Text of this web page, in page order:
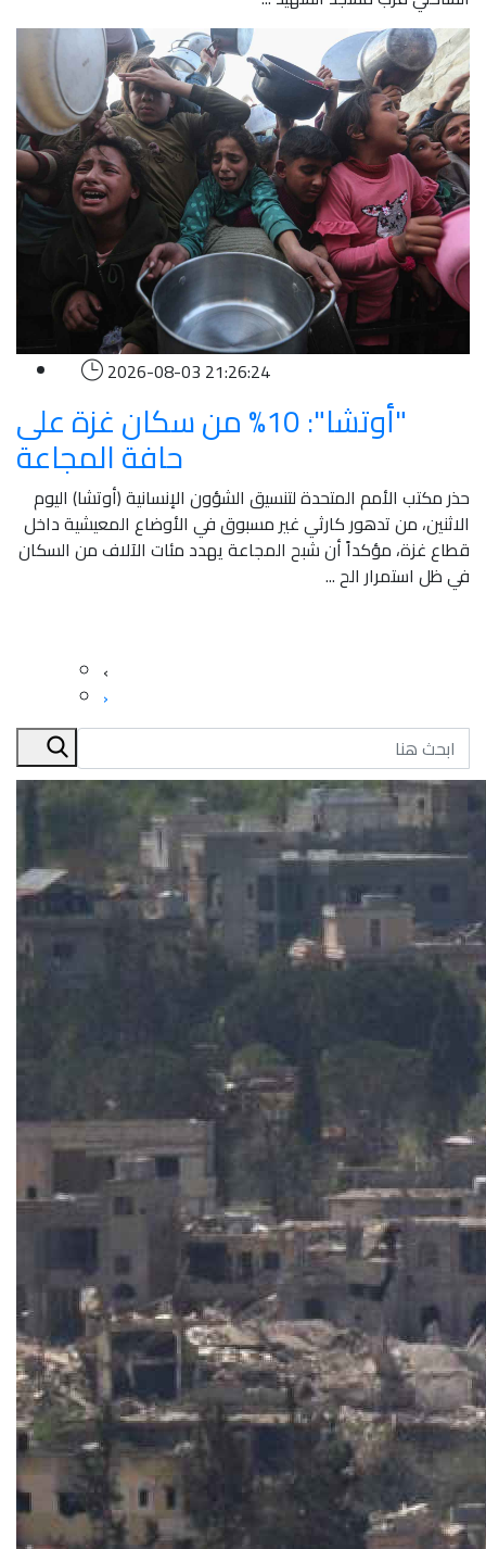
2026-08-03 21:26:24
"أوتشا": 10% من سكان غزة على
حافة المجاعة
حذر مكتب الأمم المتحدة لتنسيق الشؤون الإنسانية (أوتشا) اليوم
الاثنين، من تدهور كارثي غير مسبوق في الأوضاع المعيشية داخل
قطاع غزة، مؤكداً أن شبح المجاعة يهدد مئات الآلاف من السكان
في ظل استمرار الح ...
‹
›